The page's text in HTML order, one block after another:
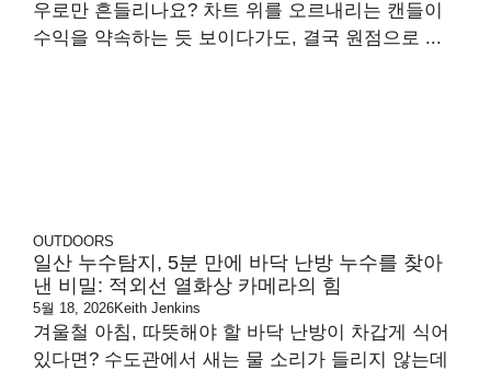
우로만 흔들리나요? 차트 위를 오르내리는 캔들이
수익을 약속하는 듯 보이다가도, 결국 원점으로 ...
OUTDOORS
일산 누수탐지, 5분 만에 바닥 난방 누수를 찾아
낸 비밀: 적외선 열화상 카메라의 힘
5월 18, 2026Keith Jenkins
겨울철 아침, 따뜻해야 할 바닥 난방이 차갑게 식어
있다면? 수도관에서 새는 물 소리가 들리지 않는데